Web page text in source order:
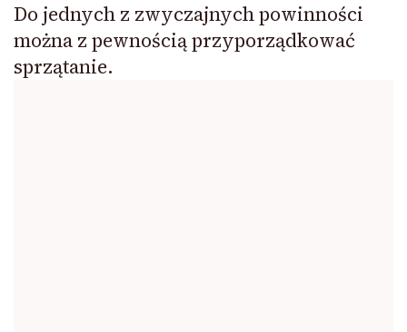
Do jednych z zwyczajnych powinności
można z pewnością przyporządkować
sprzątanie.